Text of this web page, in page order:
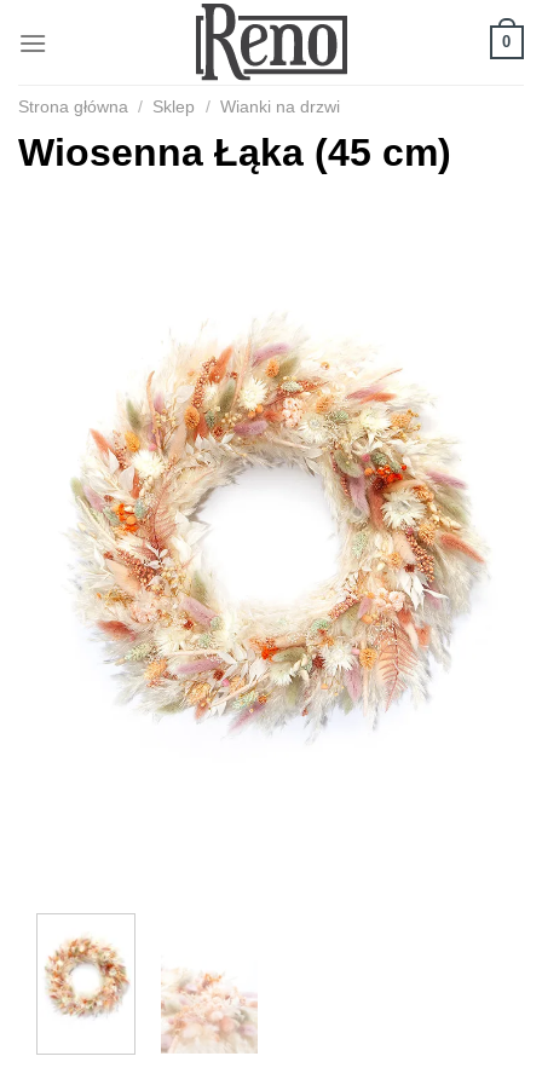
0
Strona główna / Sklep / Wianki na drzwi
Wiosenna Łąka (45 cm)